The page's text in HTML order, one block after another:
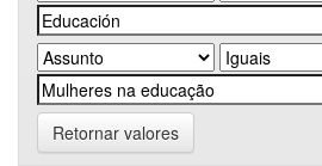
Retornar valores